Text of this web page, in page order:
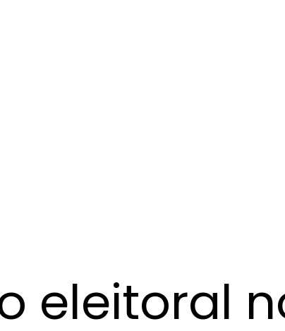
eleitoral